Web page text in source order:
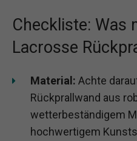
Checkliste: Was
Lacrosse
Material: Achte
Rückprallwand aus
wetterbeständigem
hochwertigem